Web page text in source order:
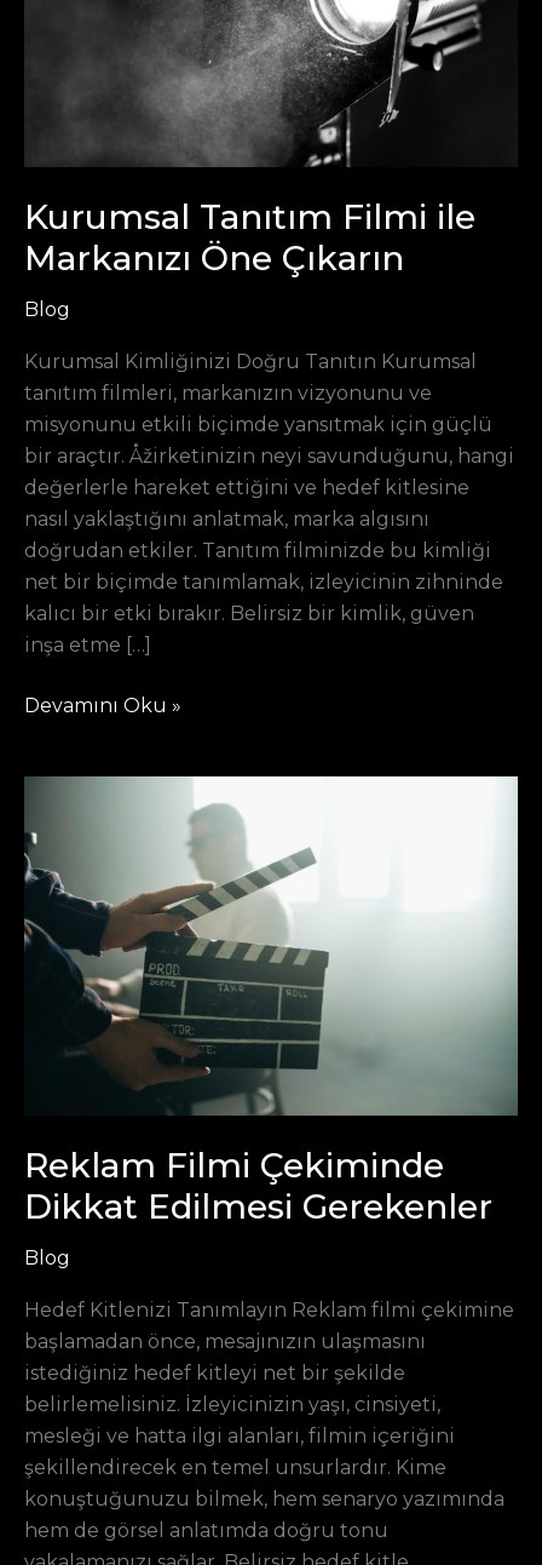
Kurumsal Tanıtım Filmi ile
Markanızı Öne Çıkarın
Blog
Kurumsal Kimliğinizi Doğru Tanıtın Kurumsal
tanıtım filmleri, markanızın vizyonunu ve
misyonunu etkili biçimde yansıtmak için güçlü
bir araçtır. Åžirketinizin neyi savunduğunu, hangi
değerlerle hareket ettiğini ve hedef kitlesine
nasıl yaklaştığını anlatmak, marka algısını
doğrudan etkiler. Tanıtım filminizde bu kimliği
net bir biçimde tanımlamak, izleyicinin zihninde
kalıcı bir etki bırakır. Belirsiz bir kimlik, güven
inşa etme […]
Devamını Oku »
Reklam Filmi Çekiminde
Dikkat Edilmesi Gerekenler
Blog
Hedef Kitlenizi Tanımlayın Reklam filmi çekimine
başlamadan önce, mesajınızın ulaşmasını
istediğiniz hedef kitleyi net bir şekilde
belirlemelisiniz. İzleyicinizin yaşı, cinsiyeti,
mesleği ve hatta ilgi alanları, filmin içeriğini
şekillendirecek en temel unsurlardır. Kime
konuştuğunuzu bilmek, hem senaryo yazımında
hem de görsel anlatımda doğru tonu
Dikkat
Edilmesi
Gerekenler